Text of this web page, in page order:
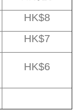
HK$8
HK$7
HK$6